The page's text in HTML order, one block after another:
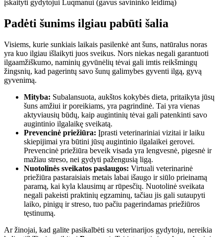
įskaityti gydytojui Luqmanui (gavus savininko leidimą)
Padėti šunims ilgiau pabūti šalia
Visiems, kurie sunkiais laikais pasilenkė ant šuns, natūralus noras
yra kuo ilgiau išlaikyti juos sveikus. Nors niekas negali garantuoti
ilgaamžiškumo, naminių gyvūnėlių tėvai gali imtis reikšmingų
žingsnių, kad pagerintų savo šunų galimybes gyventi ilgą, gyvą
gyvenimą.
Mityba: Subalansuota, aukštos kokybės dieta, pritaikyta jūsų
šuns amžiui ir poreikiams, yra pagrindinė. Tai yra vienas
aktyviausių būdų, kaip augintinių tėvai gali patenkinti savo
augintinio ilgalaikę sveikatą.
Prevencinė priežiūra: Įprasti veterinariniai vizitai ir laiku
skiepijimai yra būtini jūsų augintinio ilgalaikei gerovei.
Prevencinė priežiūra beveik visada yra lengvesnė, pigesnė ir
mažiau streso, nei gydyti pažengusią ligą.
Nuotolinės sveikatos paslaugos: Virtuali veterinarinė
priežiūra pastaraisiais metais labai išaugo ir siūlo prieinamą
paramą, kai kyla klausimų ar rūpesčių. Nuotolinė sveikata
negali pakeisti praktinių egzaminų, tačiau jis gali sutaupyti
laiko, pinigų ir streso, tuo pačiu pagerindamas priežiūros
tęstinumą.
Ar žinojai, kad galite pasikalbėti su veterinarijos gydytoju, nereikia